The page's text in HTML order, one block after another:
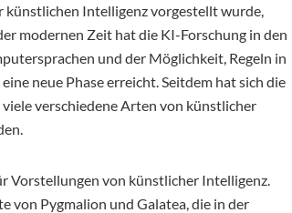
künstlichen Intelligenz vorgestellt wurde,
modernen Zeit hat die KI-Forschung in den
und der Möglichkeit, Regeln in
neue Phase erreicht. Seitdem hat sich die
verschiedene Arten von künstlicher
Vorstellungen von künstlicher Intelligenz.
von Pygmalion und Galatea, die in der